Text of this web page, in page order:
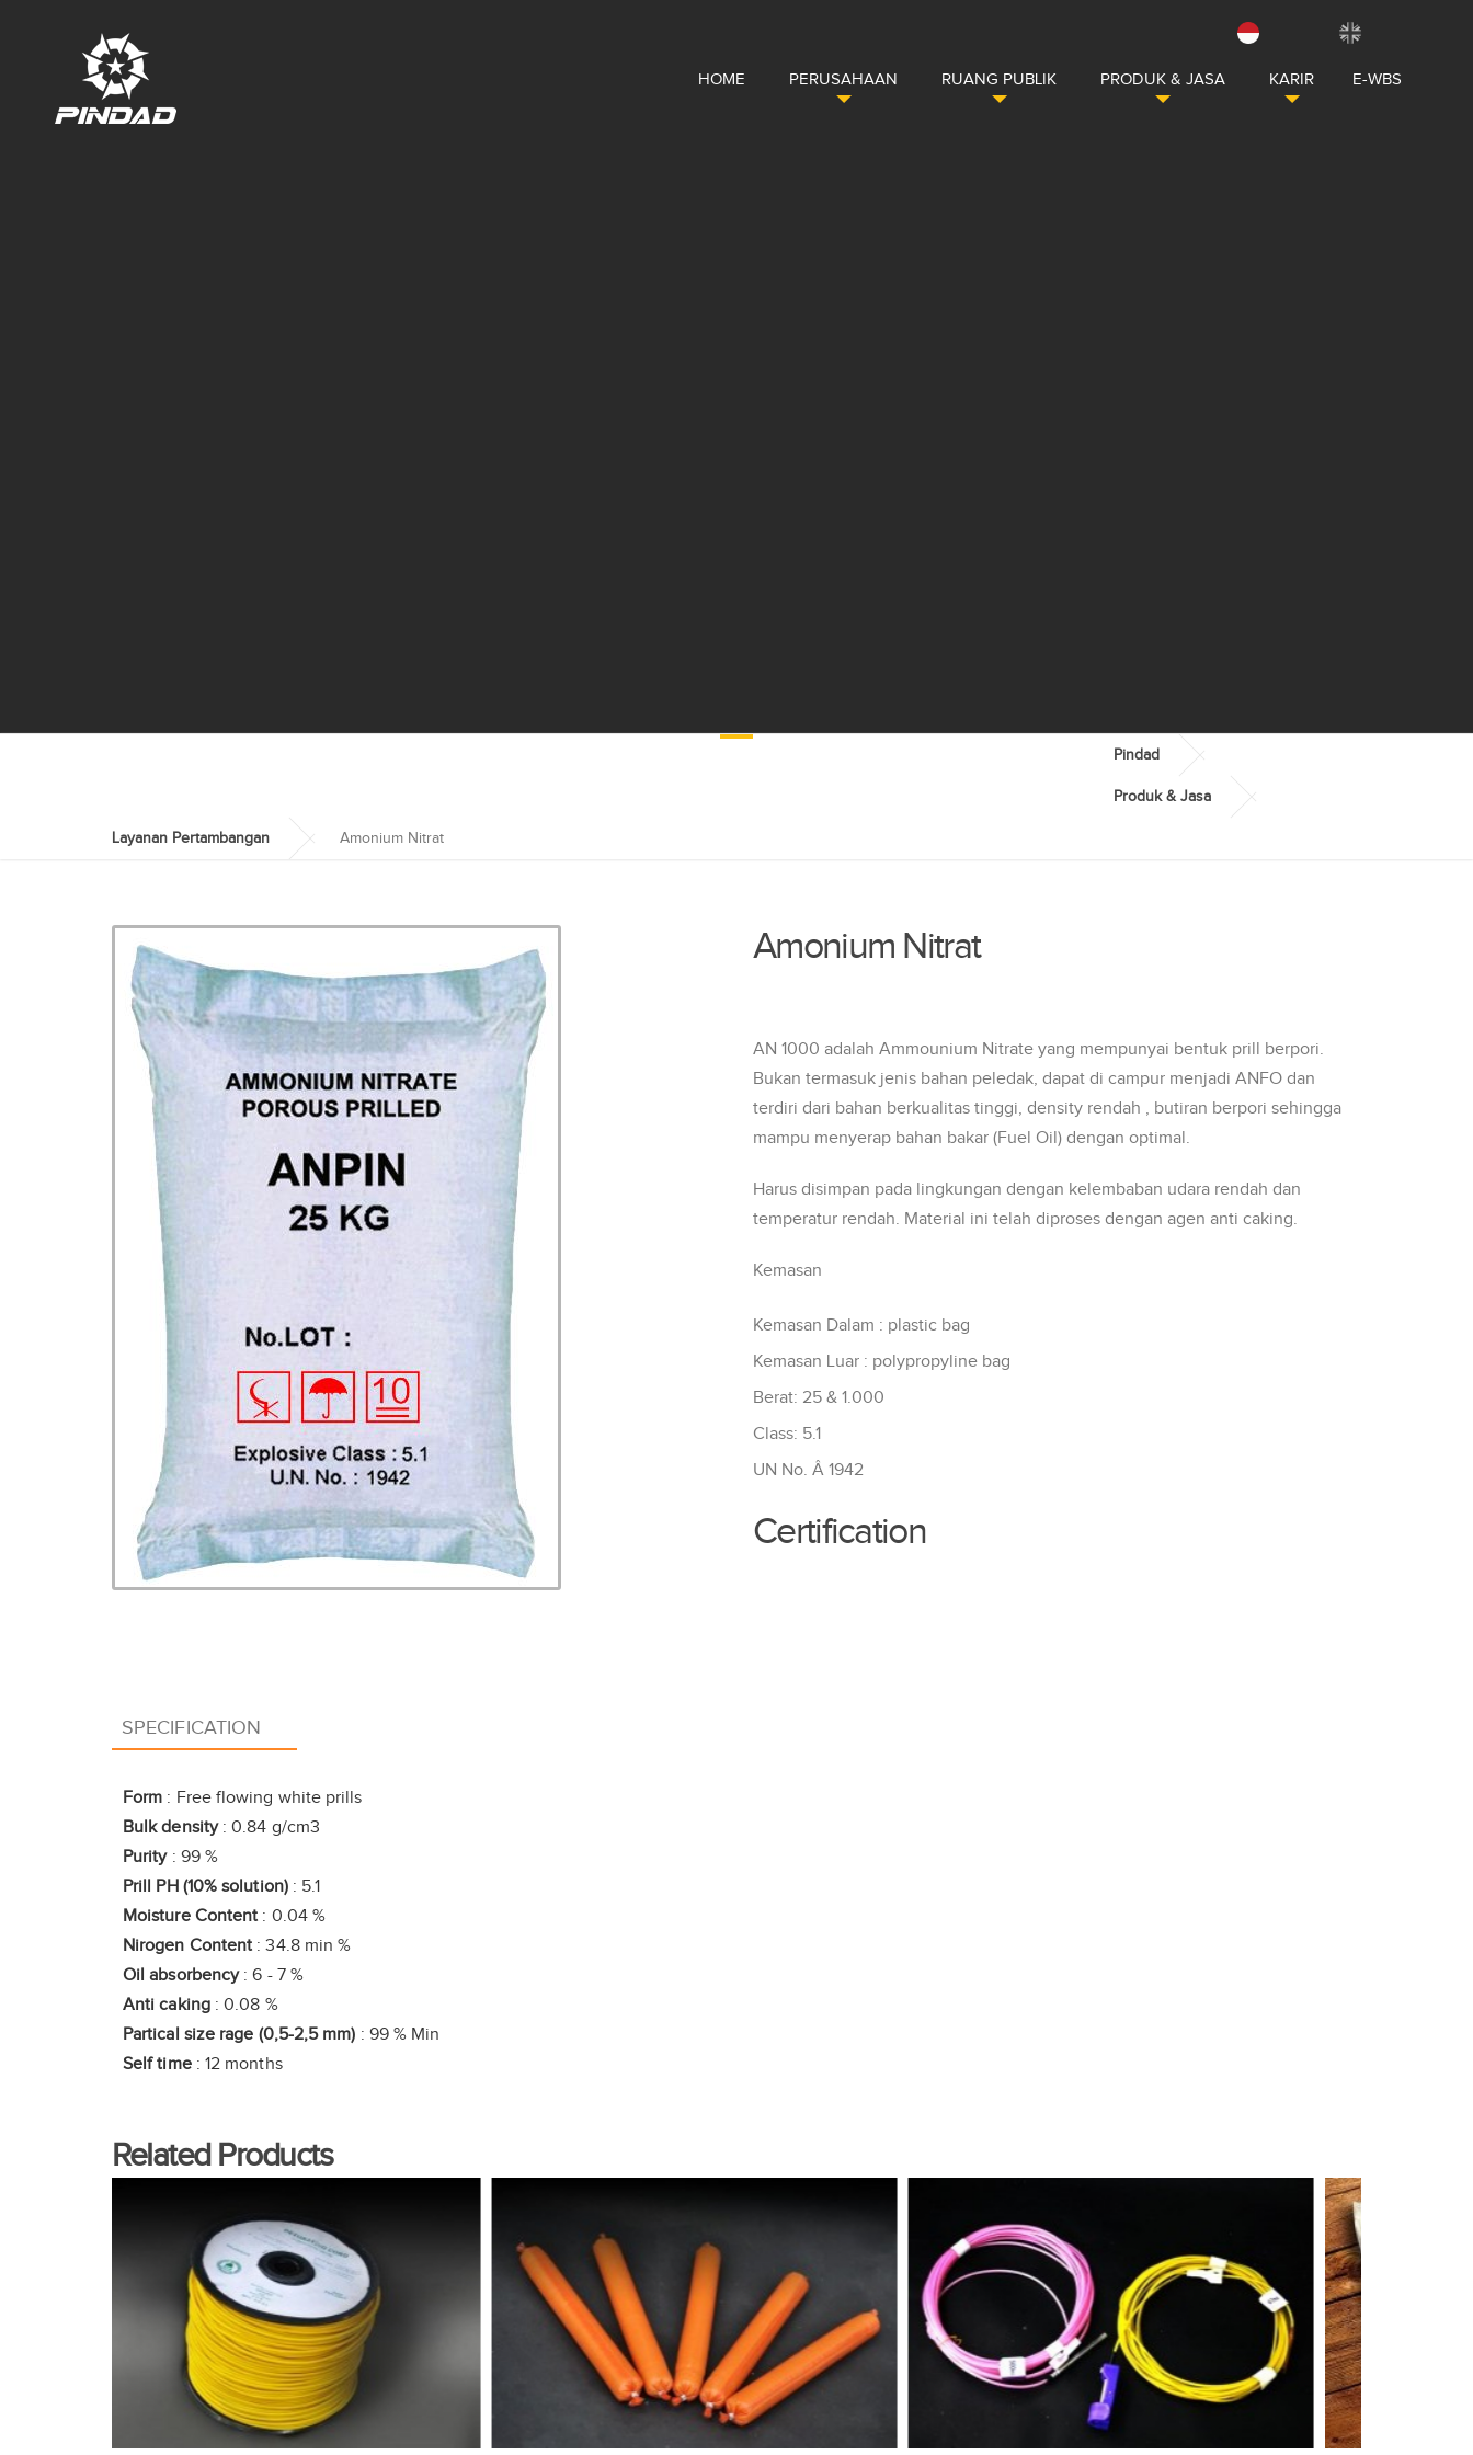
HOME PERUSAHAAN RUANG PUBLIK PRODUK & JASA KARIR E-WBS
Pindad
Produk & Jasa
Layanan Pertambangan Amonium Nitrat
Amonium Nitrat
AN 1000 adalah Ammounium Nitrate yang mempunyai bentuk prill berpori.
Bukan termasuk jenis bahan peledak, dapat di campur menjadi ANFO dan
terdiri dari bahan berkualitas tinggi, density rendah , butiran berpori sehingga
mampu menyerap bahan bakar (Fuel Oil) dengan optimal.
Harus disimpan pada lingkungan dengan kelembaban udara rendah dan
temperatur rendah. Material ini telah diproses dengan agen anti caking.
Kemasan
Kemasan Dalam : plastic bag
Kemasan Luar : polypropyline bag
Berat: 25 & 1.000
Class: 5.1
UN No. Â 1942
Certification
SPECIFICATION
Form : Free flowing white prills
Bulk density: 0.84 g/cm3
Purity: 99 %
Prill PH (10% solution): 5.1
Moisture Content : 0.04 %
Nirogen Content : 34.8 min %
Oil absorbency: 6 - 7 %
Anti caking : 0.08 %
Partical size rage (0,5-2,5 mm) : 99 % Min
Self time: 12 months
Related Products